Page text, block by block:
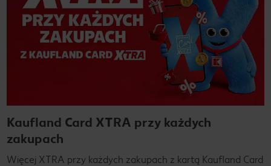
Kaufland Card XTRA przy każdych
zakupach
Więcej XTRA przy każdych zakupach z kartą Kaufland Card